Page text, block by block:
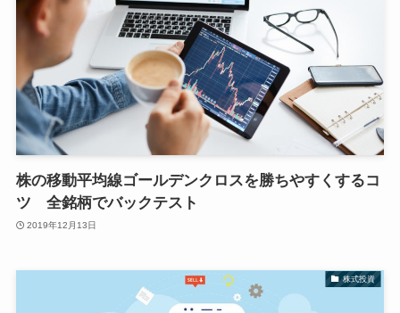
株の移動平均線ゴールデンクロスを勝ちやすくするコ
ツ 全銘柄でバックテスト
2019年12月13日
株式投資